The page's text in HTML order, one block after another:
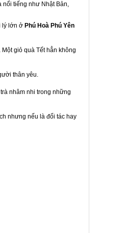
nổi tiếng như Nhật Bản,
lý lớn ở Phú Hoà Phú Yên
giỏ quà Tết hẳn không
thân yêu.
nhâm nhi trong những
nhưng nếu là đối tác hay